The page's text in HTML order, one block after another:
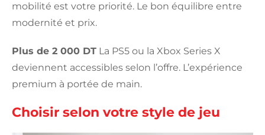
mobilité est votre priorité. Le bon équilibre entre
modernité et prix.
Plus de 2 000 DT La PS5 ou la Xbox Series X
deviennent accessibles selon l’offre. L’expérience
premium à portée de main.
Choisir selon votre style de jeu